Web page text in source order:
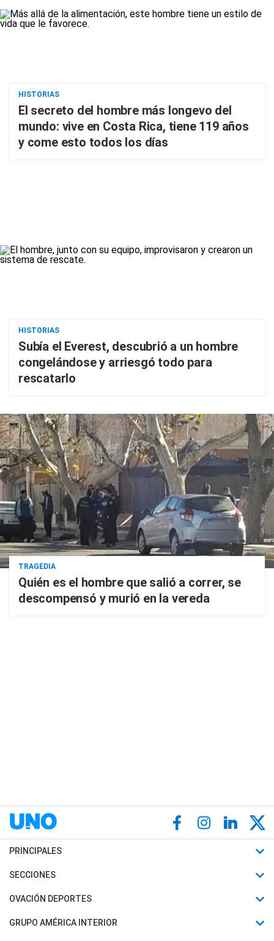
HISTORIAS
El secreto del hombre más longevo del
mundo: vive en Costa Rica, tiene 119 años
y come esto todos los días
HISTORIAS
Subía el Everest, descubrió a un hombre
congelándose y arriesgó todo para
rescatarlo
TRAGEDIA
Quién es el hombre que salió a correr, se
descompensó y murió en la vereda
PRINCIPALES
Últimas Noticias
Política
SECCIONES
Horóscopo
Motores
OVACIÓN DEPORTES
Fútbol
GRUPO AMÉRICA INTERIOR